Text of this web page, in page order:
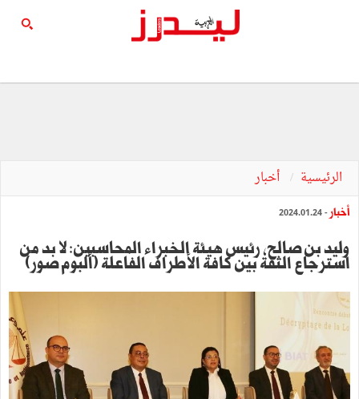
الرئيسية أخبار
أخبار - 2024.01.24
وليد بن صالح، رئيس هيئة الخبراء المحاسبين: لا بد من
استرجاع الثقة بين كافة الأطراف الفاعلة (ألبوم صور)